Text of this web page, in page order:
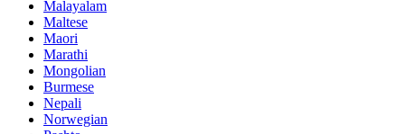
Malayalam
Maltese
Maori
Marathi
Mongolian
Burmese
Nepali
Norwegian